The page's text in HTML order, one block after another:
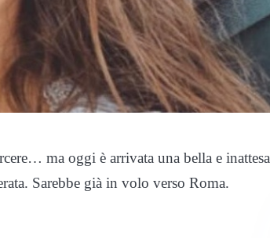
ma oggi è arrivata una bella e inattesa
Sarebbe già in volo verso Roma.